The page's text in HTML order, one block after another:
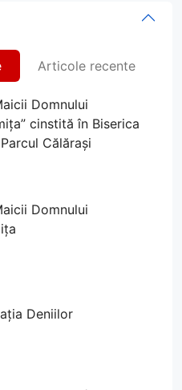
Articole recente
Domnului
cinstită în Biserica
Călărași
Domnului
Deniilor